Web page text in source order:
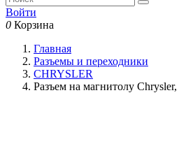
Войти
0 Корзина
Главная
Разъемы и переходники
CHRYSLER
Разъем на магнитолу